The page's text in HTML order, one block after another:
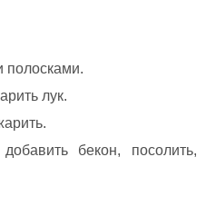
полосками.
лук.
бекон, посолить,